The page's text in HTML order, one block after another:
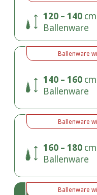
120 – 140 cm
Ballenware
Ballenware
140 – 160 cm
Ballenware
Ballenware
160 – 180 cm
Ballenware
Ballenware